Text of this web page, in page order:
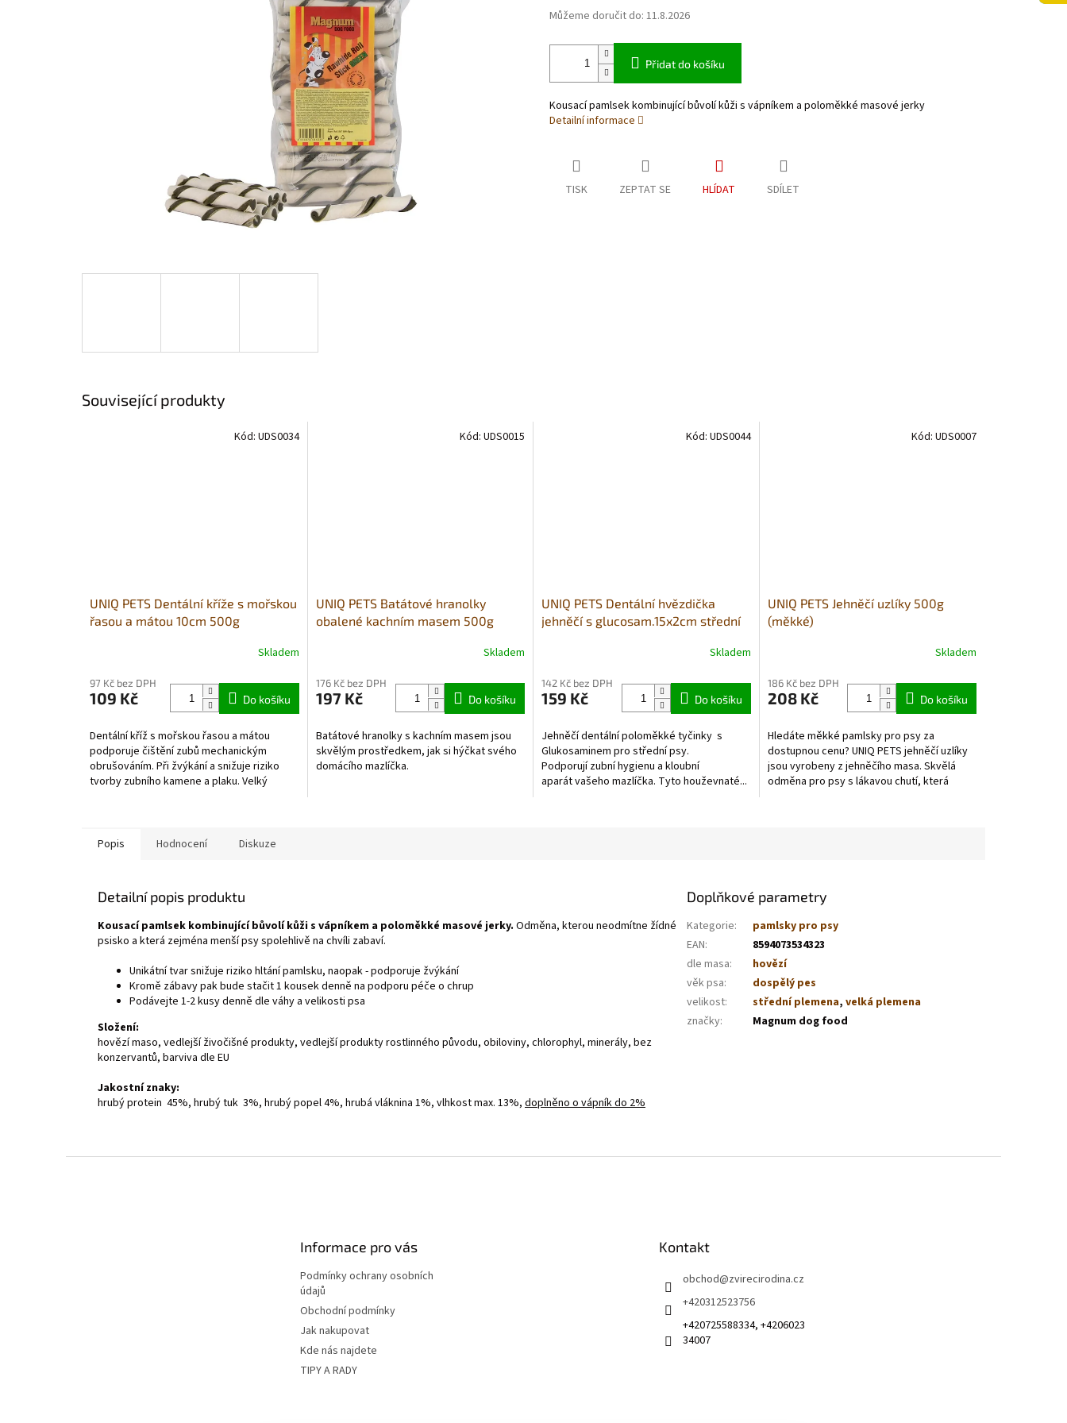
Můžeme doručit do: 11.8.2026
Přidat do košíku
Kousací pamlsek kombinující bůvolí kůži s vápníkem a poloměkké masové jerky
Detailní informace
TISK ZEPTAT SE HLÍDAT SDÍLET
Související produkty
UNIQ PETS Dentální kříže s mořskou
řasou a mátou 10cm 500g
Skladem
97 Kč bez DPH
109 Kč Do košíku
Dentální kříž s mořskou řasou a mátou
podporuje čištění zubů mechanickým
obrušováním. Při žvýkání a snižuje riziko
tvorby zubního kamene a plaku. Velký
Kód: UDS0034
UNIQ PETS Batátové hranolky
obalené kachním masem 500g
Skladem
176 Kč bez DPH
197 Kč Do košíku
Batátové hranolky s kachním masem jsou
skvělým prostředkem, jak si hýčkat svého
domácího mazlíčka.
Kód: UDS0015
UNIQ PETS Dentální hvězdička
jehněčí s glucosam.15x2cm střední
produktu
je
z
5
hvězdiček.
Skladem
142 Kč bez DPH
159 Kč Do košíku
Jehněčí dentální poloměkké tyčinky s
Glukosaminem pro střední psy.
Podporují zubní hygienu a kloubní
aparát vašeho mazlíčka. Tyto houževnaté...
Kód: UDS0044
UNIQ PETS Jehněčí uzlíky 500g
(měkké)
produktu
je
z
5
hvězdiček.
Skladem
186 Kč bez DPH
208 Kč Do košíku
Hledáte měkké pamlsky pro psy za
dostupnou cenu? UNIQ PETS jehněčí uzlíky
jsou vyrobeny z jehněčího masa. Skvělá
odměna pro psy s lákavou chutí, která
Kód: UDS0007
Popis Hodnocení Diskuze
Detailní popis produktu
Kousací pamlsek kombinující bůvolí kůži s vápníkem a poloměkké masové jerky. Odměna, kterou neodmítne žídné
psisko a která zejména menší psy spolehlivě na chvíli zabaví.
Unikátní tvar snižuje riziko hltání pamlsku, naopak - podporuje žvýkání
Kromě zábavy pak bude stačit 1 kousek denně na podporu péče o chrup
Podávejte 1-2 kusy denně dle váhy a velikosti psa
Složení:
hovězí maso, vedlejší živočišné produkty, vedlejší produkty rostlinného původu, obiloviny, chlorophyl, minerály, bez
konzervantů, barviva dle EU
Jakostní znaky:
hrubý protein 45%, hrubý tuk 3%, hrubý popel 4%, hrubá vláknina 1%, vlhkost max. 13%, doplněno o vápník do 2%
Doplňkové parametry
Kategorie:
pamlsky pro psy
EAN:
8594073534323
dle masa:
hovězí
věk psa:
dospělý pes
velikost: střední plemena,velká plemena
značky: Magnum dog food
Informace pro vás
Podmínky ochrany osobních
údajů
Obchodní podmínky
Jak nakupovat
Kde nás najdete
TIPY A RADY
Kontakt
obchod@zvirecirodina.cz
+420312523756
+420725588334, +4206023
34007